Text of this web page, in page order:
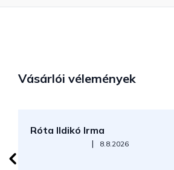
Vásárlói vélemények
Róta Ildikó Irma
Az áruház értékelése 5-ből 5 csillag.
| 8.8.2026